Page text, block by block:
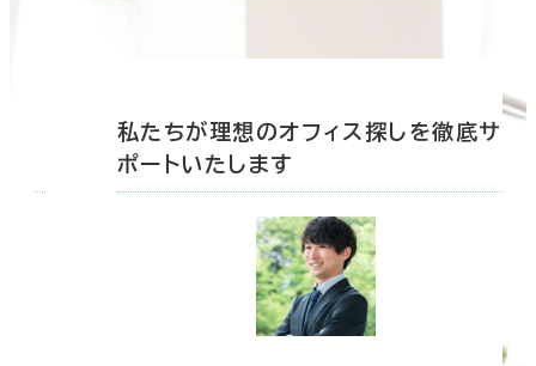
私たちが理想のオフィス探しを徹底サ
ポートいたします